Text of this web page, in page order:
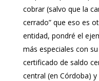
cobrar (salvo que la
cerrado” que eso es
entidad, pondré el
más especiales con
certificado de saldo
central (en Córdoba)